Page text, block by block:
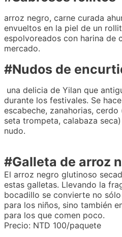
arroz negro, carne curada
envueltos en la piel de un
espolvoreados con harina de
mercado.
#Nudos de
una delicia de Yilan que
durante los festivales. Se
escabeche, zanahorias,
seta trompeta, calabaza
nudo.
#Galleta de arroz
El arroz negro glutinoso
estas galletas. Llevando la
bocadillo se convierte no
para los niños, sino también
para los que comen poco.
Precio: NTD 100/paquete